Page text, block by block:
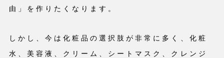
由」を作りたくなります。
しかし、今は化粧品の選択肢が非常に多く、化粧
水、美容液、クリーム、シートマスク、クレンジ